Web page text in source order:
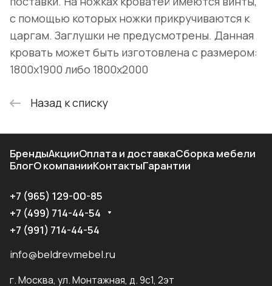
с помощью которых ножки прикручиваются к
царгам. Заглушки не предусмотрены. Данная
кровать может быть изготовлена с размером:
1800х1900 либо 1800х2000
Назад к списку
БрендыАкцииОплата и доставкаСборка мебели
БлогО компанииКонтактыГарантии
+7 (965) 129-00-85
+7 (499) 714-44-54
+7 (991) 714-44-54
info@beldrevmebel.ru
г. Москва, ул. Монтажная, д. 9с1, 2эт